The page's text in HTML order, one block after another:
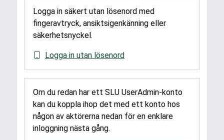
Logga in säkert utan lösenord med
fingeravtryck, ansiktsigenkänning eller
säkerhetsnyckel.
Logga in utan lösenord
Om du redan har ett SLU UserAdmin-konto
kan du koppla ihop det med ett konto hos
någon av aktörerna nedan för en enklare
inloggning nästa gång.